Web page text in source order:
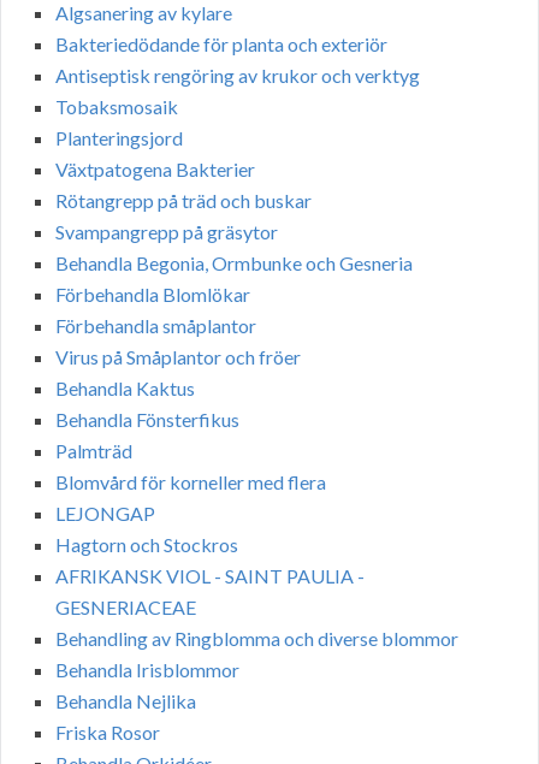
Algsanering av kylare
Bakteriedödande för planta och exteriör
Antiseptisk rengöring av krukor och verktyg
Tobaksmosaik
Planteringsjord
Växtpatogena Bakterier
Rötangrepp på träd och buskar
Svampangrepp på gräsytor
Behandla Begonia, Ormbunke och Gesneria
Förbehandla Blomlökar
Förbehandla småplantor
Virus på Småplantor och fröer
Behandla Kaktus
Behandla Fönsterfikus
Palmträd
Blomvård för korneller med flera
LEJONGAP
Hagtorn och Stockros
AFRIKANSK VIOL - SAINT PAULIA -
GESNERIACEAE
Behandling av Ringblomma och diverse blommor
Behandla Irisblommor
Behandla Nejlika
Friska Rosor